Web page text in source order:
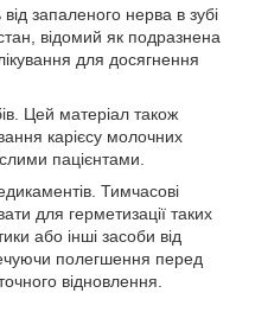
запаленого нерва в зубі
відомий як подразнена
для досягнення
Цей матеріал також
карієсу молочних
пацієнтами.
Тимчасові
для герметизації таких
або інші засоби від
полегшення перед
відновлення.